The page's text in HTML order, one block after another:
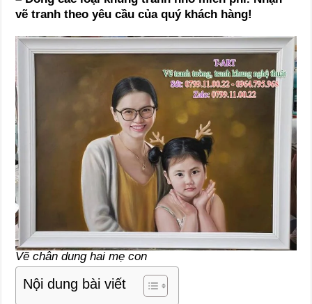
vẽ tranh theo yêu cầu của quý khách hàng!
Vẽ chân dung hai mẹ con
Nội dung bài viết